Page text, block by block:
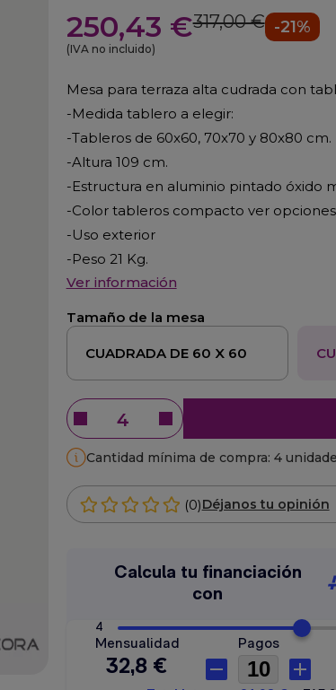
250,43 €317,00 € -21%
(IVA no incluido)
Mesa para terraza alta cudrada con
-Medida tablero a elegir:
-Tableros de 60x60, 70x70 y 80x80 cm.
-Altura 109 cm.
-Estructura en aluminio pintado óxido
-Color tableros compacto ver opciones
-Uso exterior
-Peso 21 Kg.
Ver información
Tamaño de la mesa
CUADRADA DE 60 X 60
Cantidad mínima de compra: 4
(0)Déjanos tu opinión